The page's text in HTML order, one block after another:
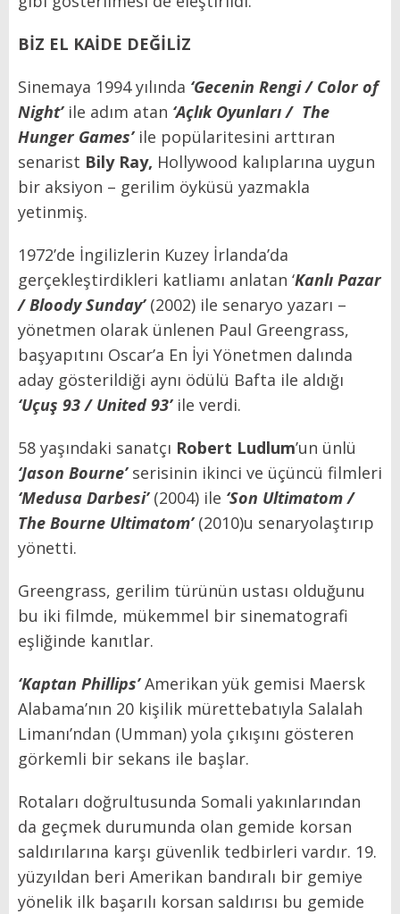
BİZ EL KAİDE DEĞİLİZ
Sinemaya 1994 yılında ‘Gecenin Rengi / Color of
Night’ile adım atan ‘Açlık Oyunları / The
Hunger Games’ile popülaritesini arttıran
senarist Bily Ray, Hollywood kalıplarına uygun
bir aksiyon – gerilim öyküsü yazmakla
yetinmiş.
1972’de İngilizlerin Kuzey İrlanda’da
gerçekleştirdikleri katliamı anlatan ‘Kanlı Pazar
/ Bloody Sunday’ (2002) ile senaryo yazarı –
yönetmen olarak ünlenen Paul Greengrass,
başyapıtını Oscar’a En İyi Yönetmen dalında
aday gösterildiği aynı ödülü Bafta ile aldığı
‘Uçuş 93 / United 93’ile verdi.
58 yaşındaki sanatçı Robert Ludlum’un ünlü
‘Jason Bourne’serisinin ikinci ve üçüncü filmleri
‘Medusa Darbesi’(2004) ile ‘Son Ultimatom /
The Bourne Ultimatom’ (2010)u senaryolaştırıp
yönetti.
Greengrass, gerilim türünün ustası olduğunu
bu iki filmde, mükemmel bir sinematografi
eşliğinde kanıtlar.
‘Kaptan Phillips’Amerikan yük gemisi Maersk
Alabama’nın 20 kişilik mürettebatıyla Salalah
Limanı’ndan (Umman) yola çıkışını gösteren
görkemli bir sekans ile başlar.
Rotaları doğrultusunda Somali yakınlarından
da geçmek durumunda olan gemide korsan
saldırılarına karşı güvenlik tedbirleri vardır. 19.
yüzyıldan beri Amerikan bandıralı bir gemiye
yönelik ilk başarılı korsan saldırısı bu gemide